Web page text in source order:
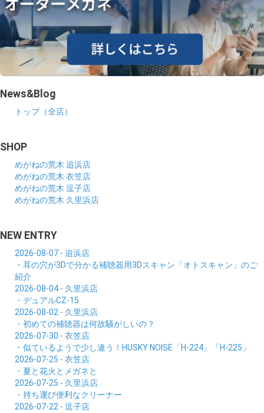
News&Blog
トップ（全店）
SHOP
めがねの荒木 追浜店
めがねの荒木 衣笠店
めがねの荒木 逗子店
めがねの荒木 久里浜店
NEW ENTRY
2026-08-07 - 追浜店
・耳の穴が3Dで分かる補聴器用3Dスキャン「オトスキャン」のご
紹介
2026-08-04 - 久里浜店
・デュアルCZ-15
2026-08-02 - 久里浜店
・初めての補聴器は何故騒がしいの？
2026-07-30 - 衣笠店
・似ているようで少し違う！HUSKY NOISE「H-224」「H-225」
2026-07-25 - 衣笠店
・夏と花火とメガネと
2026-07-25 - 久里浜店
・持ち運び便利なクリーナー
2026-07-22 - 逗子店